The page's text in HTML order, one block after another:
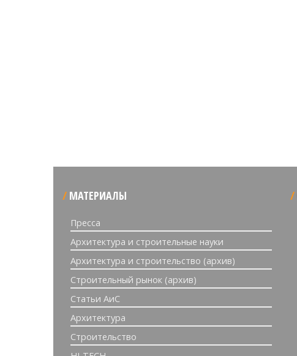
МАТЕРИАЛЫ
Пресса
Архитектура и строительные науки
Архитектура и строительство (архив)
Строительный рынок (архив)
Статьи АиС
Архитектура
Строительство